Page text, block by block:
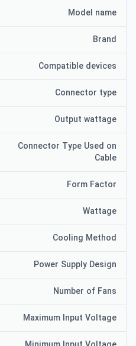
Model name
Brand
Compatible devices
Connector type
Output wattage
Connector Type Used on
Cable
Form Factor
Wattage
Cooling Method
Power Supply Design
Number of Fans
Maximum Input Voltage